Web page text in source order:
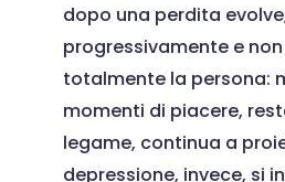
dopo una perdita
progressivamente e
totalmente la persona:
momenti di piacere,
legame, continua a
depressione, invece, si